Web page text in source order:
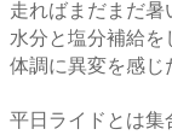
走ればまだまだ暑
水分と塩分補給を
体調に異変を感じ
平日ライドとは集